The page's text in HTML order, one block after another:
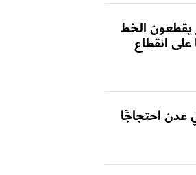
يقطعون الخط
على انقطاع
عدن احتجاجًا